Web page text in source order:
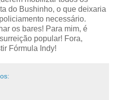
do Bushinho, o que deixaria
necessário.
os bares! Para mim, é
popular! Fora,
Fórmula Indy!